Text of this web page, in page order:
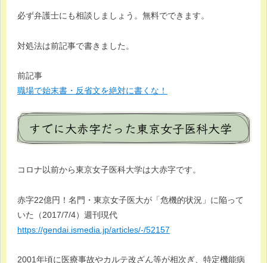
必ず弁護士にも相談しましょう。無料でできます。
対処法は前記事で書きました。
前記事
職場で始末書・反省文を絶対に書くな！
すでに大赤字だった東京女子医科大学
コロナ以前から東京女子医科大学は大赤字です。
赤字22億円！名門・東京女子医大が「危機的状況」に陥って
いた（2017/7/4）週刊現代
https://gendai.ismedia.jp/articles/-/52157
2001年頃に医療事故やカルテ改ざん等が相次ぎ、特定機能病